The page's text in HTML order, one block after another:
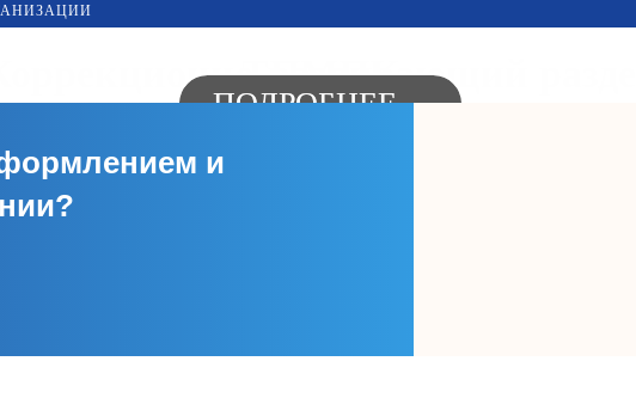
ПОДРОБНЕЕ
ПОДРОБНЕЕ
ТПМПК
ПОДРОБНЕЕ
Коррекционно-развивающий раздел
и